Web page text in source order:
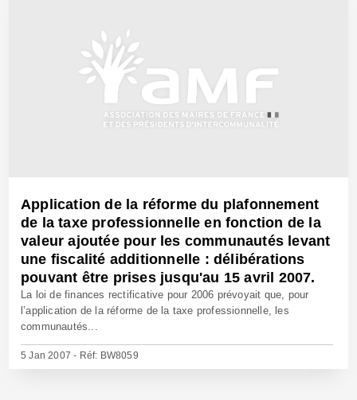
Application de la réforme du plafonnement
de la taxe professionnelle en fonction de la
valeur ajoutée pour les communautés levant
une fiscalité additionnelle : délibérations
pouvant être prises jusqu'au 15 avril 2007.
La loi de finances rectificative pour 2006 prévoyait que, pour
l’application de la réforme de la taxe professionnelle, les
communautés...
5 Jan 2007 - Réf: BW8059